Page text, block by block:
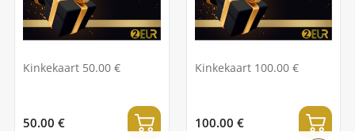
Kinkekaart 50.00 €
50.00 €
Kinkekaart 100.00 €
100.00 €